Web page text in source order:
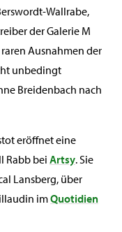
Wallrabe,
der Galerie M
Ausnahmen der
unbedingt
Breidenbach nach
eröffnet eine
Rabb bei Artsy. Sie
Lansberg, über
imQuotidien